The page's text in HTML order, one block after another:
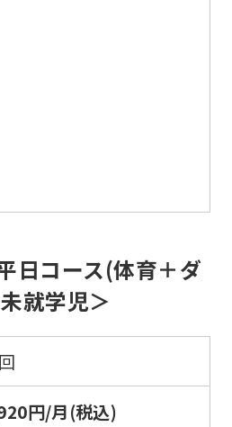
日コース(体育＋ダ
就学児＞
円/月(税込)